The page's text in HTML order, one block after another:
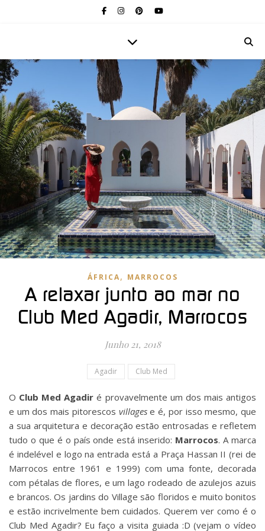
ÁFRICA, MARROCOS
A relaxar junto ao mar no
Club Med Agadir, Marrocos
Junho 21, 2018
Agadir Club Med
Club Med Agadir é provavelmente um dos mais antigos
e um dos mais pitorescos villagese é, por isso mesmo, que
a sua arquitetura e decoração estão entrosadas e refletem
tudo o que é o país onde está inserido: Marrocos. A marca
é indelével e logo na entrada está a Praça Hassan II (rei de
Marrocos entre 1961 e 1999) com uma fonte, decorada
com pétalas de flores, e um lago rodeado de azulejos azuis
e brancos. Os jardins do Village são floridos e muito bonitos
e estão incrivelmente bem cuidados. Querem ver como é o
Club Med Agadir? Eu faço a visita guiada :D (vejam o vídeo